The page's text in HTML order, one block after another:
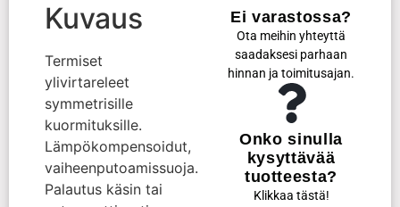
Kuvaus
Termiset
ylivirtareleet
symmetrisille
kuormituksille.
Lämpökompensoidut,
vaiheenputoamissuoja.
Palautus käsin tai
Ei varastossa?
Ota meihin yhteyttä
saadaksesi parhaan
hinnan ja toimitusajan.
Onko sinulla
kysyttävää
tuotteesta?
Klikkaa tästä!